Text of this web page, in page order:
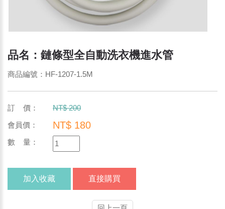
品名：鏈條型全自動洗衣機進水管
商品編號：HF-1207-1.5M
訂 價：
NT$ 200
會員價：
NT$ 180
數 量：
加入收藏 直接購買